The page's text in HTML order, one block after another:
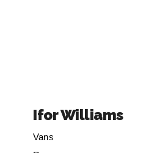
Ifor Williams
Vans